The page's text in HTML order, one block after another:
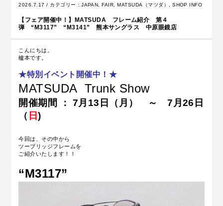
2026.7.17 / カテゴリー：JAPAN ,FAIR ,MATSUDA（マツダ） ,SHOP INFO
【フェア開催中！】MATSUDA フレーム紹介 第４
弾 “M3117” “M3141” 熊本サングラス 中原眼鏡店
こんにちは。
櫨本です。
★特別イベント開催中！★
MATSUDA Trunk Show
開催期間 ： 7月13日（月） ～ 7月26日
（ 日)
今回は、その中から
ツーブリッジフレームを
ご紹介いたします！！
“M3117”